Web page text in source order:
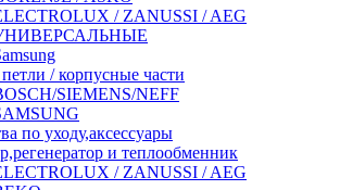
/ ZANUSSI / AEG
/ корпусные части
SIEMENS/NEFF
по уходу,аксессуары
и теплообменник
/ ZANUSSI / AEG